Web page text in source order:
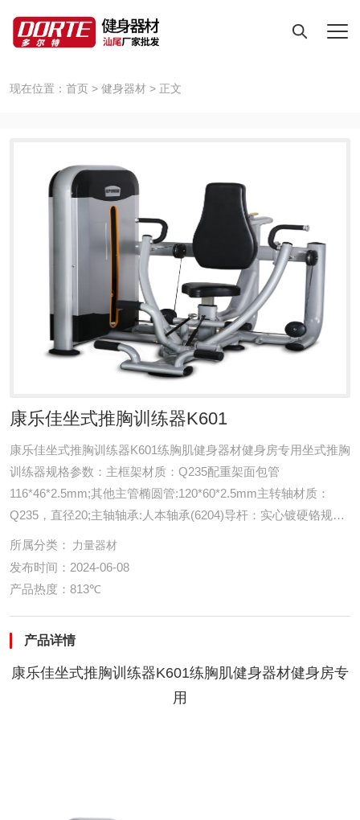
现在位置： 首页 > 健身器材 > 正文
康乐佳坐式推胸训练器K601
康乐佳坐式推胸训练器K601练胸肌健身器材健身房专用坐式推胸
训练器规格参数：主框架材质：Q235配重架面包管
116*46*2.5mm;其他主管椭圆管:120*60*2.5mm主转轴材质：
Q235，直径20;主轴轴承:人本轴承(6204)导杆：实心镀硬铬规格
中20*1126滑轮材质：尼龙+玻璃纤...
所属分类： 力量器材
发布时间：2024-06-08
产品热度：813℃
产品详情
康乐佳坐式推胸训练器K601练胸肌健身器材健身房专
用